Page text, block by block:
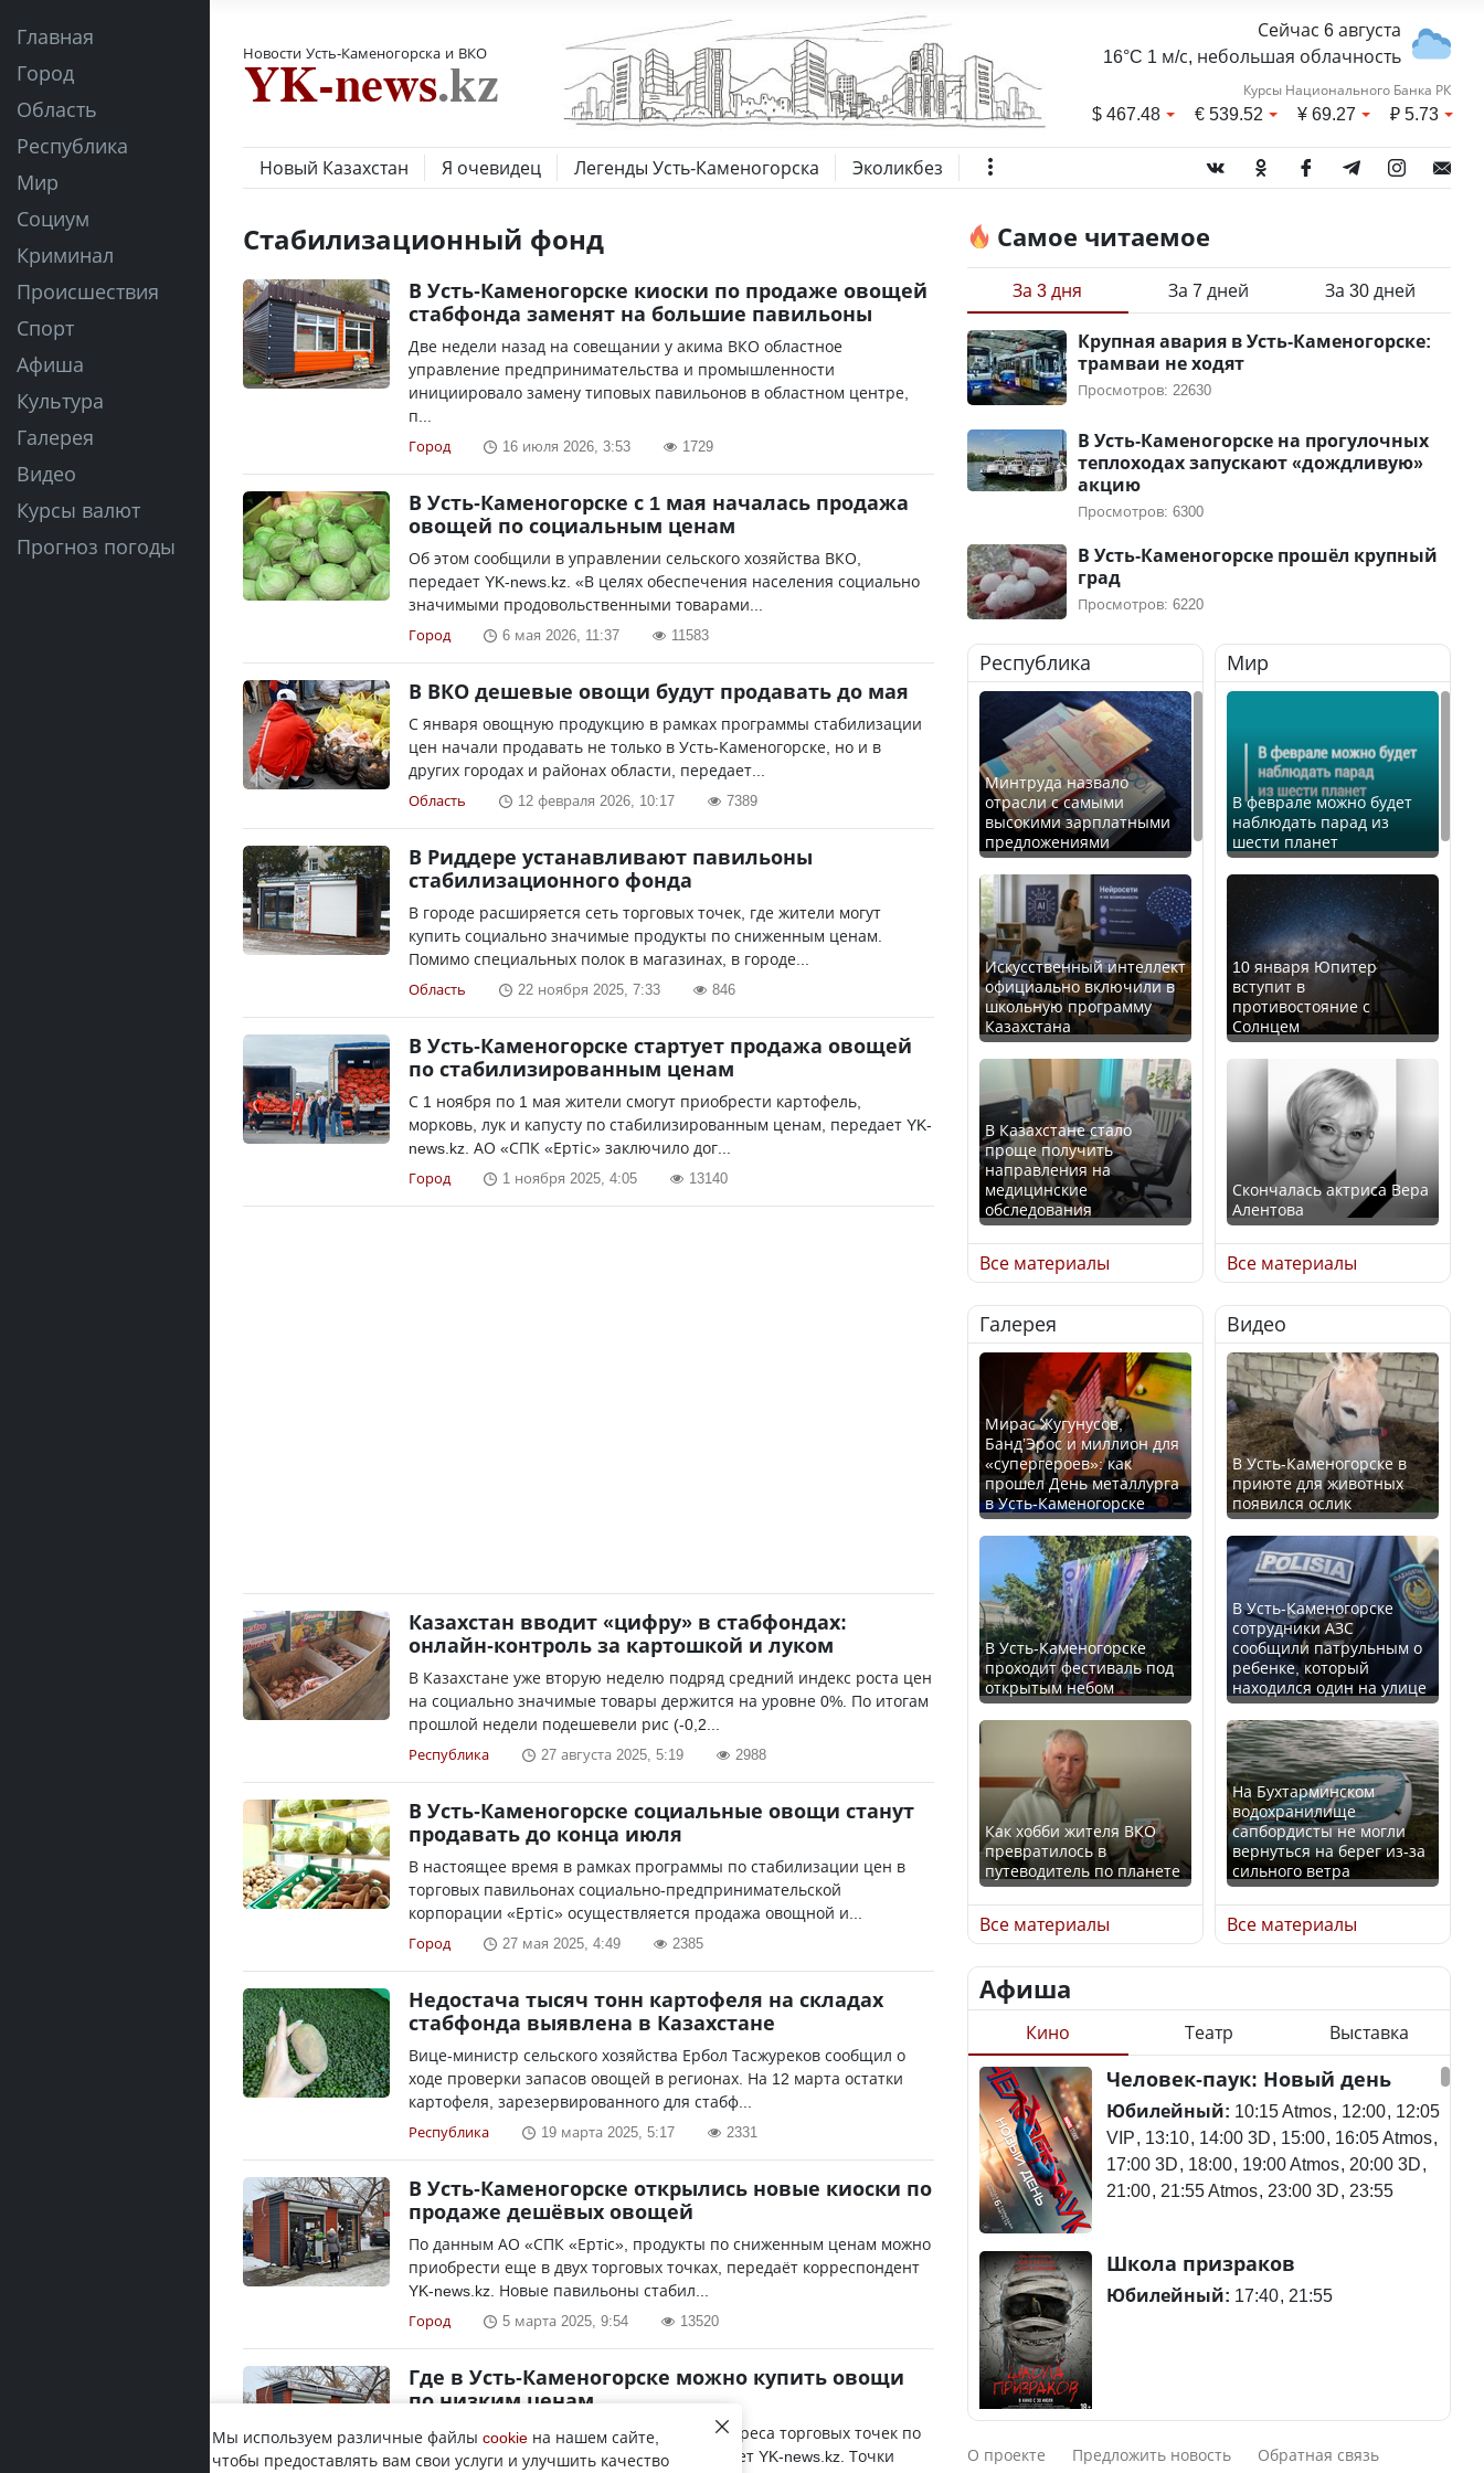
Главная
Город
Область
Республика
Мир
Социум
Криминал
Происшествия
Спорт
Афиша
Культура
Галерея
Видео
Курсы валют
Прогноз погоды
Новости Усть-Каменогорска и ВКО
Сейчас 6 августа
16°C 1 м/с, небольшая облачность
Курсы Национального Банка РК
$467.48 €539.52 ¥69.27 ₽5.73
Новый Казахстан Я очевидец Легенды Усть-Каменогорска Эколикбез
Стабилизационный фонд
В Усть-Каменогорске киоски по продаже овощей
стабфонда заменят на большие павильоны
Две недели назад на совещании у акима ВКО областное
управление предпринимательства и промышленности
инициировало замену типовых павильонов в областном центре,
п...
Город 16 июля 2026, 3:53 1729
В Усть-Каменогорске с 1 мая началась продажа
овощей по социальным ценам
Об этом сообщили в управлении сельского хозяйства ВКО,
передает YK-news.kz. «В целях обеспечения населения социально
значимыми продовольственными товарами...
Город 6 мая 2026, 11:37 11583
В ВКО дешевые овощи будут продавать до мая
С января овощную продукцию в рамках программы стабилизации
цен начали продавать не только в Усть-Каменогорске, но и в
других городах и районах области, передает...
Область 12 февраля 2026, 10:17 7389
В Риддере устанавливают павильоны
стабилизационного фонда
В городе расширяется сеть торговых точек, где жители могут
купить социально значимые продукты по сниженным ценам.
Помимо специальных полок в магазинах, в городе...
Область 22 ноября 2025, 7:33 846
В Усть-Каменогорске стартует продажа овощей
по стабилизированным ценам
С 1 ноября по 1 мая жители смогут приобрести картофель,
морковь, лук и капусту по стабилизированным ценам, передает YK-
news.kz. АО «СПК «Ертіс» заключило дог...
Город 1 ноября 2025, 4:05 13140
Казахстан вводит «цифру» в стабфондах:
онлайн-контроль за картошкой и луком
В Казахстане уже вторую неделю подряд средний индекс роста цен
на социально значимые товары держится на уровне 0%. По итогам
прошлой недели подешевели рис (-0,2...
Республика 27 августа 2025, 5:19 2988
В Усть-Каменогорске социальные овощи станут
продавать до конца июля
В настоящее время в рамках программы по стабилизации цен в
торговых павильонах социально-предпринимательской
корпорации «Ертіс» осуществляется продажа овощной и...
Город 27 мая 2025, 4:49 2385
Недостача тысяч тонн картофеля на складах
стабфонда выявлена в Казахстане
Вице-министр сельского хозяйства Ербол Тасжуреков сообщил о
ходе проверки запасов овощей в регионах. На 12 марта остатки
картофеля, зарезервированного для стабф...
Республика 19 марта 2025, 5:17 2331
В Усть-Каменогорске открылись новые киоски по
продаже дешёвых овощей
По данным АО «СПК «Ертiс», продукты по сниженным ценам можно
приобрести еще в двух торговых точках, передаёт корреспондент
YK-news.kz. Новые павильоны стабил...
Город 5 марта 2025, 9:54 13520
Где в Усть-Каменогорске можно купить овощи
по низким ценам
Жителям областного центра напомнили адреса торговых точек по
реализации продукции стабфонда, передает YK-news.kz. Точки
Самое читаемое
За 3 дня За 7 дней За 30 дней
Крупная авария в Усть-Каменогорске:
трамваи не ходят
Просмотров: 22630
В Усть-Каменогорске на прогулочных
теплоходах запускают «дождливую»
акцию
Просмотров: 6300
В Усть-Каменогорске прошёл крупный
град
Просмотров: 6220
Республика
Минтруда назвало
отрасли с самыми
высокими зарплатными
предложениями
Искусственный интеллект
официально включили в
школьную программу
Казахстана
В Казахстане стало
проще получить
направления на
медицинские
обследования
Қазақстан Орталық Азия
елдері арасында әл-ауқат
индексінде көш бастады
Казахстан возглавил
рейтинг благополучия
среди стран Центральной
Азии
Будут ли представлены
интересы регионов в
Курултае?
Ең төменгі жалақы,
алимент, экология: жеті
партия сайлаушылармен
нені талқылап жатыр?
алименты, экология — о
чем говорят с
избирателями
представители партий
Министр рассказал, из
чего делают колбасу в
Казахстане
почему казахстанские
Все материалы
Мир
В феврале можно будет
наблюдать парад из
шести планет
10 января Юпитер
вступит в
противостояние с
Солнцем
Скончалась актриса Вера
Алентова
В РФ вынесен заочный
приговор по уголовному
делу об убийстве Игоря
Талькова
В России введены
дополнительные
ограничения для
казахстанских прав
Трамп официально
вступил в должность
президента США
Луну признали объектом
культурного наследия,
находящегося под
угрозой исчезновения
Станет ли
метапневмовирус
эпидемией, рассказали в
ВОЗ
потерпел крушение в
Южной Корее, погибли
120 человек
Актау: Путин принес
Все материалы
Галерея
Мирас Жугунусов,
Банд’Эрос и миллион для
«супергероев»: как
прошел День металлурга
в Усть-Каменогорске
В Усть-Каменогорске
проходит фестиваль под
открытым небом
Как хобби жителя ВКО
превратилось в
путеводитель по планете
Все материалы
Видео
В Усть-Каменогорске в
приюте для животных
появился ослик
В Усть-Каменогорске
сотрудники АЗС
сообщили патрульным о
ребенке, который
находился один на улице
На Бухтарминском
водохранилище
сапбордисты не могли
вернуться на берег из-за
сильного ветра
Все материалы
Афиша
Кино Театр Выставка
Человек-паук: Новый день
Юбилейный: 10:15 Atmos 12:00 12:05
VIP 13:10 14:00 3D 15:00 16:05 Atmos
17:00 3D 18:00 19:00 Atmos 20:00 3D
21:00 21:55 Atmos 23:00 3D 23:55
Школа призраков
Юбилейный: 17:40 21:55
Смешарики сквозь вселенные
О проекте Предложить новость
Обратная связь
Мы используем различные файлы cookie на нашем сайте,
чтобы предоставлять вам свои услуги и улучшить качество